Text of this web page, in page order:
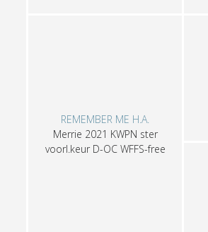
REMEMBER ME H.A.
Merrie 2021 KWPN ster
voorl.keur D-OC WFFS-free